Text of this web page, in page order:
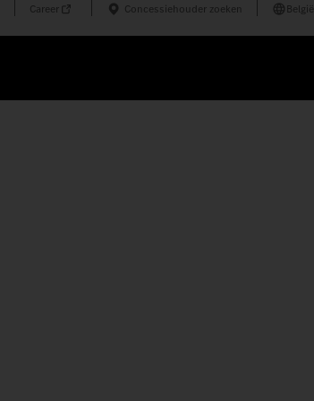
Career Concessiehouder zoeken België